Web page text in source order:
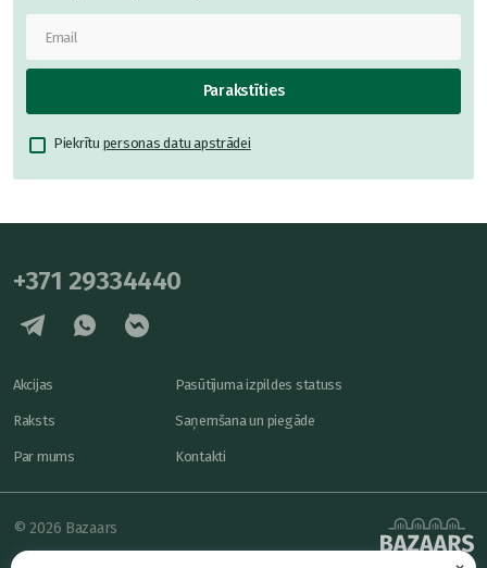
Parakstīties
Piekrītu personas datu apstrādei
+371 29334440
Akcijas
Raksts
Par mums
Pasūtījuma izpildes statuss
Saņemšana un piegāde
Kontakti
© 2026 Bazaars